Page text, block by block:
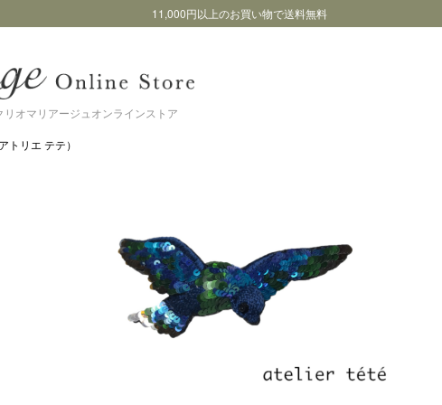
11,000円以上のお買い物で送料無料
オマリアージュオンラインストア
トリエ テテ）